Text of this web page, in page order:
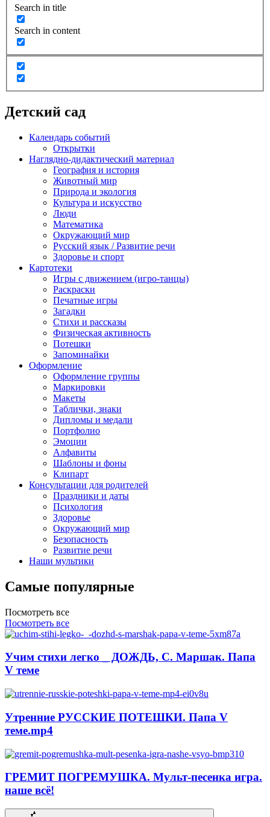
Search in title
Search in content
Детский сад
Календарь событий
Открытки
Наглядно-дидактический материал
География и история
Животный мир
Природа и экология
Культура и искусство
Люди
Математика
Окружающий мир
Русский язык / Развитие речи
Здоровье и спорт
Картотеки
Игры с движением (игро-танцы)
Раскраски
Печатные игры
Загадки
Стихи и рассказы
Физическая активность
Потешки
Запоминайки
Оформление
Оформление группы
Маркировки
Макеты
Таблички, знаки
Дипломы и медали
Портфолио
Эмоции
Алфавиты
Шаблоны и фоны
Клипарт
Консультации для родителей
Праздники и даты
Психология
Здоровье
Окружающий мир
Безопасность
Развитие речи
Наши мультики
Самые популярные
Посмотреть все
Посмотреть все
Учим стихи легко _ ДОЖДЬ, С. Маршак. Папа
V теме
Утренние РУССКИЕ ПОТЕШКИ. Папа V
теме.mp4
ГРЕМИТ ПОГРЕМУШКА. Мульт-песенка игра.
наше всё!